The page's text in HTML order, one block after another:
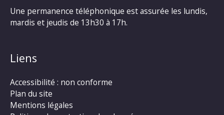
Une permanence téléphonique est assurée les lundis,
mardis et jeudis de 13h30 à 17h.
Liens
Accessibilité : non conforme
Plan du site
Mentions légales